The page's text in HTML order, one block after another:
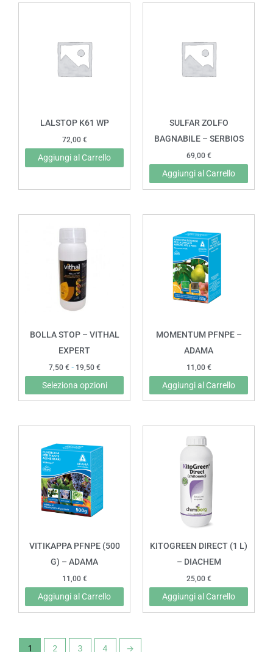
LALSTOP K61 WP
72,00 €
Aggiungi al Carrello
SULFAR ZOLFO
BAGNABILE – SERBIOS
69,00 €
Aggiungi al Carrello
BOLLA STOP – VITHAL
EXPERT
7,50 € - 19,50 €
Seleziona opzioni
nella
MOMENTUM PFNPE –
ADAMA
11,00 €
Aggiungi al Carrello
VITIKAPPA PFNPE (500
G) – ADAMA
11,00 €
Aggiungi al Carrello
KITOGREEN DIRECT (1 L)
– DIACHEM
25,00 €
Aggiungi al Carrello
1 2 3 4 →